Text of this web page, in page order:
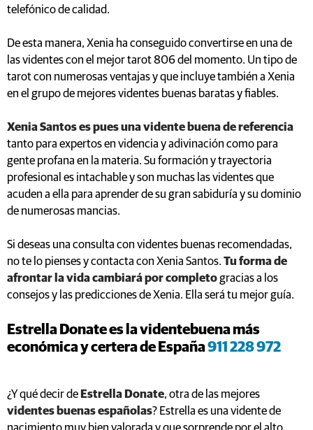
telefónico de calidad.
De esta manera, Xenia ha conseguido convertirse en una de
las videntes con el mejor tarot 806 del momento. Un tipo de
tarot con numerosas ventajas y que incluye también a Xenia
en el grupo de mejores videntes buenas baratas y fiables.
Xenia Santos es pues una vidente buena de referencia
tanto para expertos en videncia y adivinación como para
gente profana en la materia. Su formación y trayectoria
profesional es intachable y son muchas las videntes que
acuden a ella para aprender de su gran sabiduría y su dominio
de numerosas mancias.
Si deseas una consulta con videntes buenas recomendadas,
no te lo pienses y contacta con Xenia Santos. Tu forma de
afrontar la vida cambiará por completo gracias a los
consejos y las predicciones de Xenia. Ella será tu mejor guía.
Estrella Donate es la videntebuena más
económica y certera de España911 228 972
¿Y qué decir de Estrella Donate, otra de las mejores
videntes buenas españolas? Estrella es una vidente de